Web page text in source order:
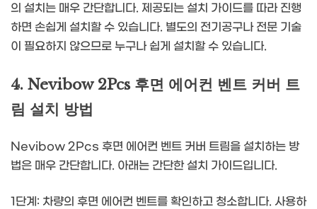
의 설치는 매우 간단합니다. 제공되는 설치 가이드를 따라 진행
하면 손쉽게 설치할 수 있습니다. 별도의 전기공구나 전문 기술
이 필요하지 않으므로 누구나 쉽게 설치할 수 있습니다.
4. Nevibow 2Pcs 후면 에어컨 벤트 커버 트
림 설치 방법
Nevibow 2Pcs 후면 에어컨 벤트 커버 트림을 설치하는 방
법은 매우 간단합니다. 아래는 간단한 설치 가이드입니다.
1단계: 차량의 후면 에어컨 벤트를 확인하고 청소합니다. 사용하